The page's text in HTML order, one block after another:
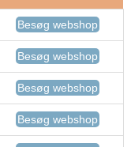
Besøg webshop
Besøg webshop
Besøg webshop
Besøg webshop